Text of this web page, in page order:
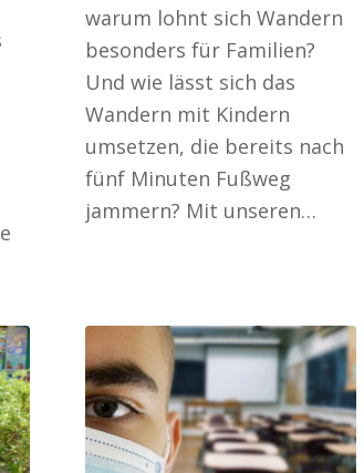
warum lohnt sich Wandern
besonders für Familien?
Und wie lässt sich das
Wandern mit Kindern
umsetzen, die bereits nach
fünf Minuten Fußweg
jammern? Mit unseren…